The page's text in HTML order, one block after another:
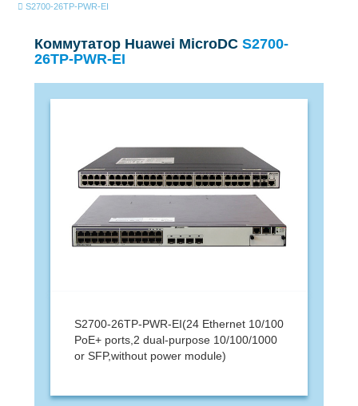
S2700-26TP-PWR-EI
Коммутатор Huawei MicroDC S2700-
26TP-PWR-EI
S2700-26TP-PWR-EI(24 Ethernet 10/100
PoE+ ports,2 dual-purpose 10/100/1000
or SFP,without power module)